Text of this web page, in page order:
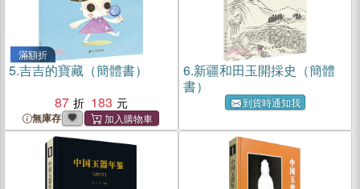
滿額折
5.吉吉的寶藏（簡體書）
87
183
無庫存
6.新疆和田玉開採史（簡體
書）
到貨時通知我